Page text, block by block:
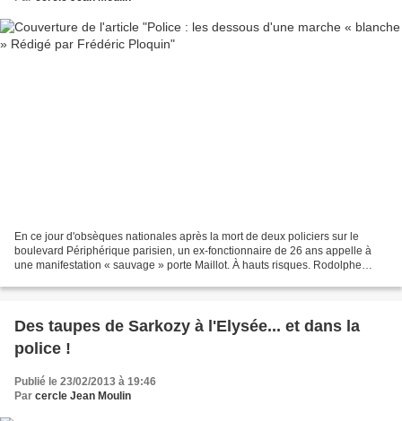
En ce jour d'obsèques nationales après la mort de deux policiers sur le
boulevard Périphérique parisien, un ex-fonctionnaire de 26 ans appelle à
une manifestation « sauvage » porte Maillot. À hauts risques. Rodolphe
Des taupes de Sarkozy à l'Elysée... et dans la
police !
Publié le 23/02/2013 à 19:46
Par cercle Jean Moulin